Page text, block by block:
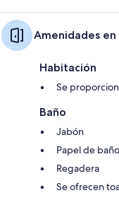
Amenidades
Habitación
Se
Baño
Jabón
Papel de baño
Regadera
Se ofrecen